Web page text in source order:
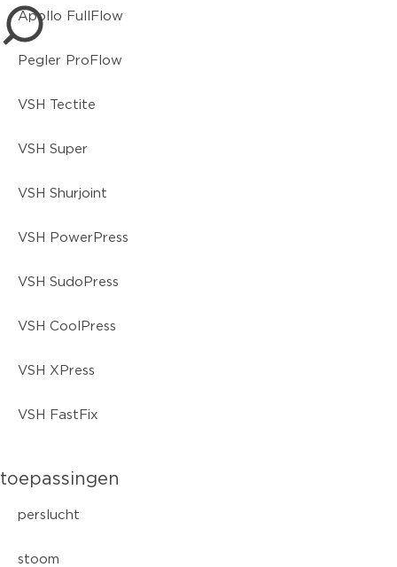
Apollo FullFlow
Pegler ProFlow
VSH Tectite
VSH Super
VSH Shurjoint
VSH PowerPress
VSH SudoPress
VSH CoolPress
VSH XPress
VSH FastFix
toepassingen
perslucht
stoom